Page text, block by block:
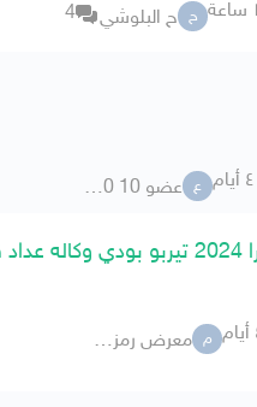
ح ح البلوشي 4
ع عضو 10 35250
م معرض رمز الجزيره